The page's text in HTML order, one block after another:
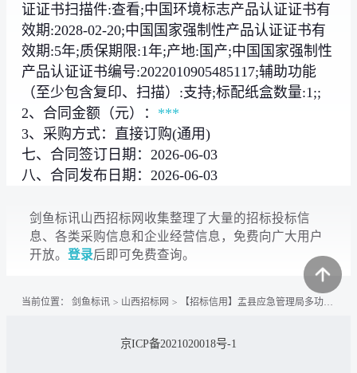
证证书扫描件:查看;中国环境标志产品认证证书有
效期:2028-02-20;中国国家强制性产品认证证书有
效期:5年;质保期限:1年;产地:国产;中国国家强制性
产品认证证书编号:2022010905485117;辅助功能
（至少包含复印、扫描）:支持;标配纸盒数量:1;;
2、合同金额（元）： ***
3、采购方式：直接订购(通用)
七、合同签订日期：2026-06-03
八、合同发布日期：2026-06-03
剑鱼标讯山西招标网收集整理了大量的招标投标信
息、各类采购信息和企业经营信息，免费向广大用户
开放。 登录后即可免费查询。
当前位置： 剑鱼标讯 > 山西招标网 > 【招标信用】盂县应急管理局多功能一体机直接选定采购合同
京ICP备2021020018号-1